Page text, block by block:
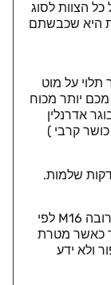
הצוות לסוג
היא שכבשתם
על מוט
יותר מכוח
אדרנלין
קרבי )
שלמות.
הסבר: במשימה זו תתבקשו להרכיב ולפרק רובה M16 לפי
כאשר מטרת
ולא ידע